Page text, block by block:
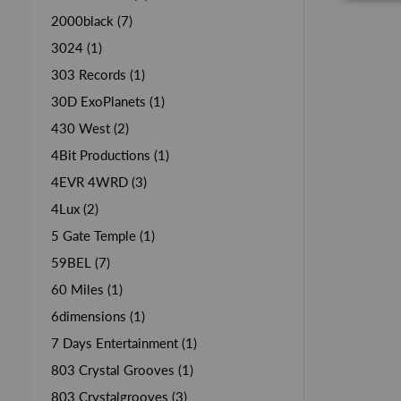
2000black (7)
3024 (1)
303 Records (1)
30D ExoPlanets (1)
430 West (2)
4Bit Productions (1)
4EVR 4WRD (3)
4Lux (2)
5 Gate Temple (1)
59BEL (7)
60 Miles (1)
6dimensions (1)
7 Days Entertainment (1)
803 Crystal Grooves (1)
803 Crystalgrooves (3)